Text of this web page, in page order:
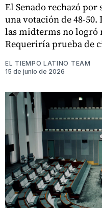
El Senado rechazó por
una votación de 48-
las midterms no
Requeriría prueba de
EL TIEMPO LATINO TEAM
15 de junio de 2026